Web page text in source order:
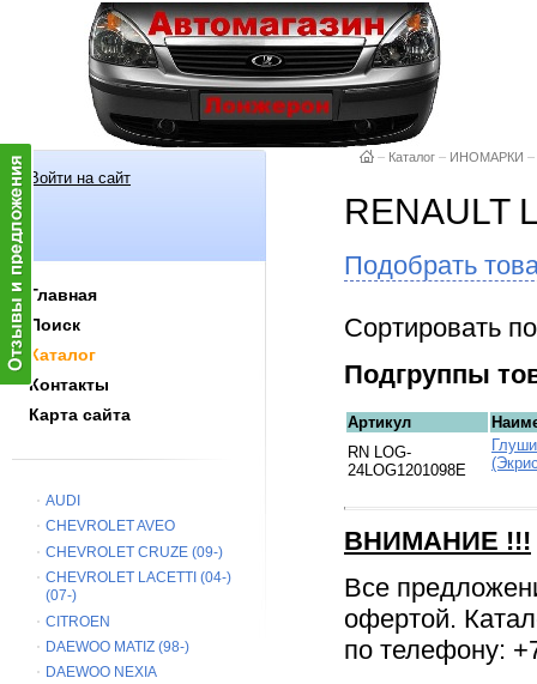
Войти на сайт
Главная
Поиск
Каталог
Контакты
Карта сайта
AUDI
CHEVROLET AVEO
CHEVROLET CRUZE (09-)
CHEVROLET LACETTI (04-)
(07-)
CITROEN
DAEWOO MATIZ (98-)
DAEWOO NEXIA
– Каталог – ИНОМАРКИ –
RENAULT
Подобрать
Сортировать
Подгруппы
Артикул
RN LOG-
24LOG1201098E
ВНИМАНИЕ !!!
Все
офертой.
по телефону: